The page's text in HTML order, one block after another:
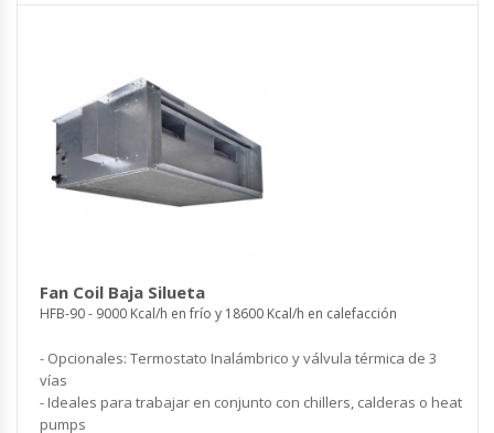
Fan Coil Baja Silueta
HFB-90 - 9000 Kcal/h en frío y 18600 Kcal/h en calefacción
- Opcionales: Termostato Inalámbrico y válvula térmica de 3
vías
- Ideales para trabajar en conjunto con chillers, calderas o heat
pumps